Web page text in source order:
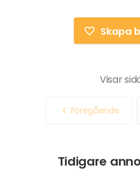
Skapa
Visar
Föregående
Tidigare